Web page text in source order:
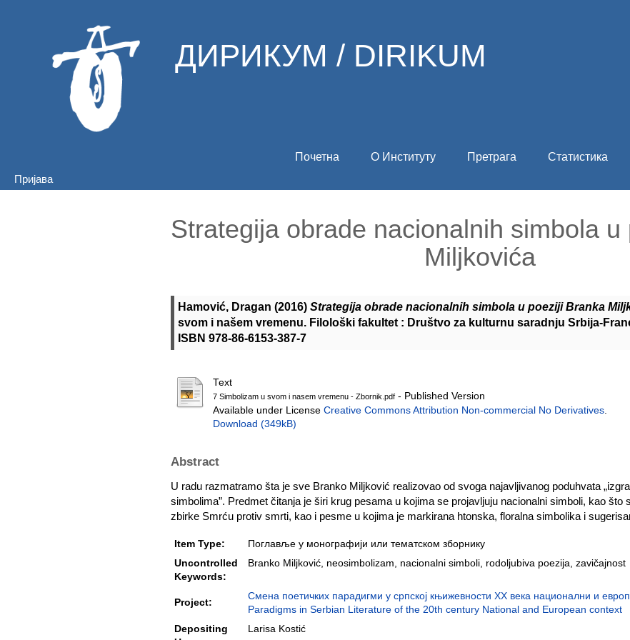
ДИРИКУМ / DIRIKUM
Почетна О Институту Претрага Статистика
Пријава
Strategija obrade nacionalnih simbola
Miljkovića
Hamović, Dragan (2016) Strategija obrade nacionalnih simbola u poeziji Branka
svom i našem vremenu. Filološki fakultet : Društvo za kulturnu saradnju Srbija-
ISBN 978-86-6153-387-7
Text
7 Simbolizam u svom i nasem vremenu - Zbornik.pdf - Published Version
Available under License Creative Commons Attribution Non-commercial No Derivatives.
Download (349kB)
Abstract
U radu razmatramo šta je sve Branko Miljković realizovao od svoga najavljivanog poduhvata
simbolima”. Predmet čitanja je širi krug pesama u kojima se projavljuju nacionalni simboli, kao što
zbirke Smrću protiv smrti, kao i pesme u kojima je markirana htonska, floralna simbolika i
Item Type:
Поглавље у монографији или тематском зборнику
Uncontrolled
Keywords:
Branko Miljković, neosimbolizam, nacionalni simboli, rodoljubiva poezija, zavičajnost
Project:
Смена поетичких парадигми у српској књижевности XX века национални и
Paradigms in Serbian Literature of the 20th century National and European context
Depositing
Larisa Kostić